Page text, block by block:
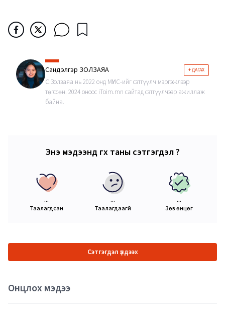
Сандэлгэр ЗОЛЗАЯА + ДАГАХ
С.Золзаяа нь 2022 онд МҮИС-ийг сэтгүүлч мэргэжлээр
төгссөн. 2024 оноос iToim.mn сайтад сэтгүүлчээр ажиллаж
байна.
Энэ мэдээнд өгөх таны сэтгэгдэл ?
...
Таалагдсан
...
Таалагдаагүй
...
Зөв өнцөг
Сэтгэгдэл үлдээх
Онцлох мэдээ